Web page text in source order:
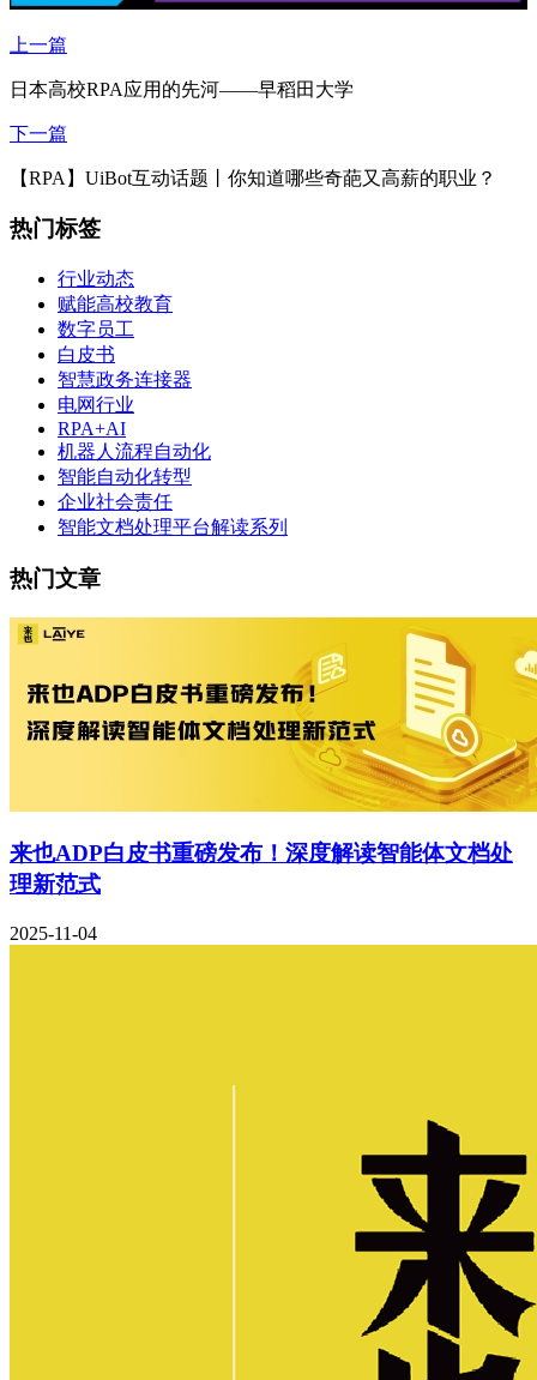
上一篇
日本高校RPA应用的先河——早稻田大学
下一篇
【RPA】UiBot互动话题丨你知道哪些奇葩又高薪的职业？
热门标签
行业动态
赋能高校教育
数字员工
白皮书
智慧政务连接器
电网行业
RPA+AI
机器人流程自动化
智能自动化转型
企业社会责任
智能文档处理平台解读系列
热门文章
来也ADP白皮书重磅发布！深度解读智能体文档处
理新范式
2025-11-04